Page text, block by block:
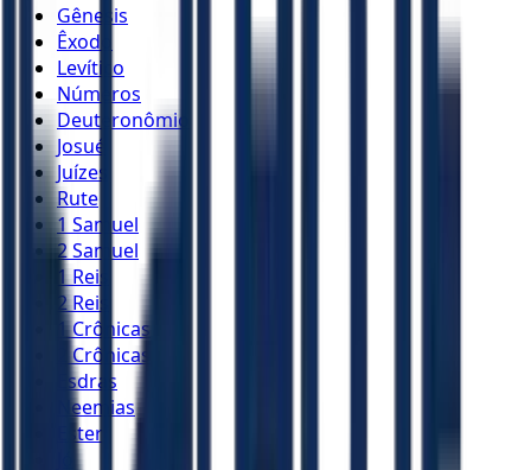
Gênesis
Êxodo
Levítico
Números
Deuteronômio
Josué
Juízes
Rute
1 Samuel
2 Samuel
1 Reis
2 Reis
1 Crônicas
2 Crônicas
Esdras
Neemias
Ester